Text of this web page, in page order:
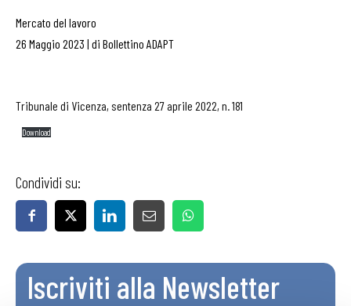
Mercato del lavoro
26 Maggio 2023 | di Bollettino ADAPT
Tribunale di Vicenza, sentenza 27 aprile 2022, n. 181
Download
Condividi su:
Iscriviti alla Newsletter